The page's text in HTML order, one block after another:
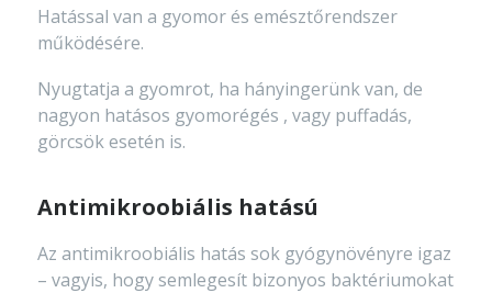
Hatással van a gyomor és emésztőrendszer
működésére.
Nyugtatja a gyomrot, ha hányingerünk van, de
nagyon hatásos gyomorégés , vagy puffadás,
görcsök esetén is.
Antimikroobiális hatású
Az antimikroobiális hatás sok gyógynövényre igaz
– vagyis, hogy semlegesít bizonyos baktériumokat